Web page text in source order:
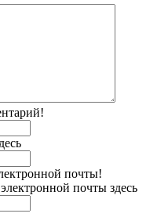
почты!
почты здесь